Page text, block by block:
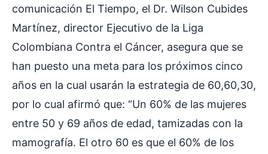
comunicación El Tiempo, el Dr. Wilson Cubides
Martínez, director Ejecutivo de la Liga
Colombiana Contra el Cáncer, asegura que se
han puesto una meta para los próximos cinco
años en la cual usarán la estrategia de 60,60,30,
por lo cual afirmó que: “Un 60% de las mujeres
entre 50 y 69 años de edad, tamizadas con la
mamografía. El otro 60 es que el 60% de los